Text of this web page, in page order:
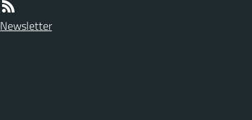
Newsletter